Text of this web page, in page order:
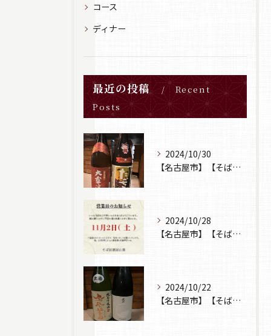
コース
ディナー
最近の投稿
Recent
Posts
2024/10/30
【名古屋市】【そば居酒屋山葵】【日本酒】
2024/10/28
【名古屋市】【そば居酒屋山葵】【営業日のお知らせ】
2024/10/22
【名古屋市】【そば居酒屋山葵】【日本酒】